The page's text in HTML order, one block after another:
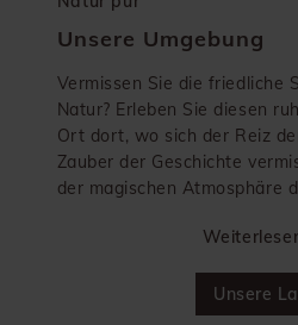
Unsere Umgebung
Vermissen Sie die friedliche
Natur? Erleben Sie diesen
Ort dort, wo sich der Reiz
Zauber der Geschichte
der magischen Atmosphäre
Unsere